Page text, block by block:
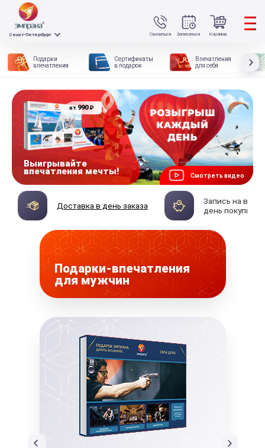
Связаться
Санкт-Петербург Записаться Корзина
Подарки
впечатления
Сертификаты
в подарок
Впечатления
для себя
Смотреть видео
от 990₽
Выигрывайте
впечатления мечты!
Доставка в день заказа
Запись на
день покупки
Подарки-впечатления
для мужчин